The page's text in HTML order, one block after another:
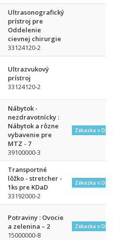
Ultrasonografický
prístroj pre
Oddelenie
cievnej chirurgie
33124120-2
Ultrazvukový
prístroj
33124120-2
Nábytok -
nezdravotnícky :
Nábytok a rôzne
vybavenie pre
MTZ - 7
39100000-3
Zákazka v DNS
Transportné
lôžko - stretcher -
1ks pre KDaD
33192000-2
Zákazka v DNS
Potraviny : Ovocie
a zelenina – 2
15000000-8
Zákazka v DNS